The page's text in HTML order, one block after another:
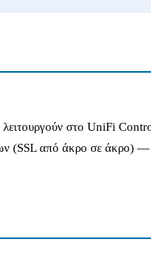
λειτουργούν στο UniFi
(SSL από άκρο σε άκρο) —